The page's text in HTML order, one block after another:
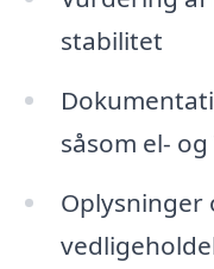
stabilitet
såsom el-
Oplysninger